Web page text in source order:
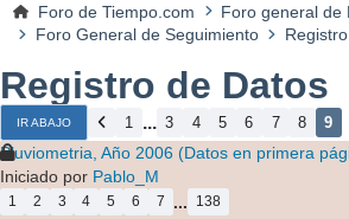
Foro de Tiempo.com
Foro general de
Foro General de Seguimiento
Registro de Datos
IR ABAJO 1 ... 3 4 5 6 7 8 9
Pluviometria, Año 2006 (Datos en primera
Iniciado por Pablo_M
1 2 3 4 5 6 7 ... 138